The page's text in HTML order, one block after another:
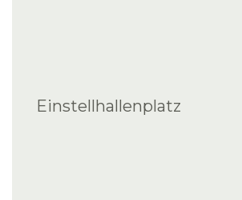
Einstellhallenplatz